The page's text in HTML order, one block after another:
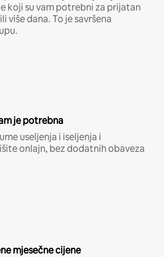
koji su vam potrebni za prijatan
više dana. To je savršena
je potrebna
useljenja i iseljenja i
onlajn, bez dodatnih obaveza
mjesečne cijene